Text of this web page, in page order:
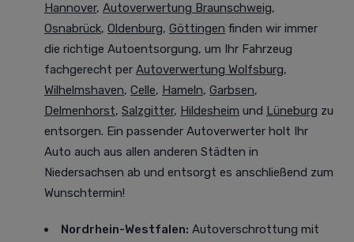
Hannover, Autoverwertung Braunschweig,
Osnabrück, Oldenburg, Göttingen finden wir immer
die richtige Autoentsorgung, um Ihr Fahrzeug
fachgerecht per Autoverwertung Wolfsburg,
Wilhelmshaven, Celle, Hameln, Garbsen,
Delmenhorst, Salzgitter, Hildesheim und Lüneburg zu
entsorgen. Ein passender Autoverwerter holt Ihr
Auto auch aus allen anderen Städten in
Niedersachsen ab und entsorgt es anschließend zum
Wunschtermin!
Nordrhein-Westfalen: Autoverschrottung mit